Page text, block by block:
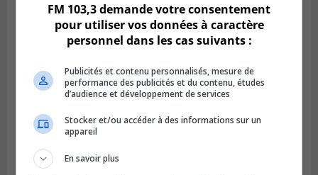
LONGUEUIL
Une poussée tardive propulse les Ducs
vers la victoire à Laval
FM 103,3 demande votre consentement
pour utiliser vos données à caractère
personnel dans les cas suivants :
Publicités et contenu personnalisés, mesure de
performance des publicités et du contenu, études
d’audience et développement de services
Stocker et/ou accéder à des informations sur un
appareil
En savoir plus